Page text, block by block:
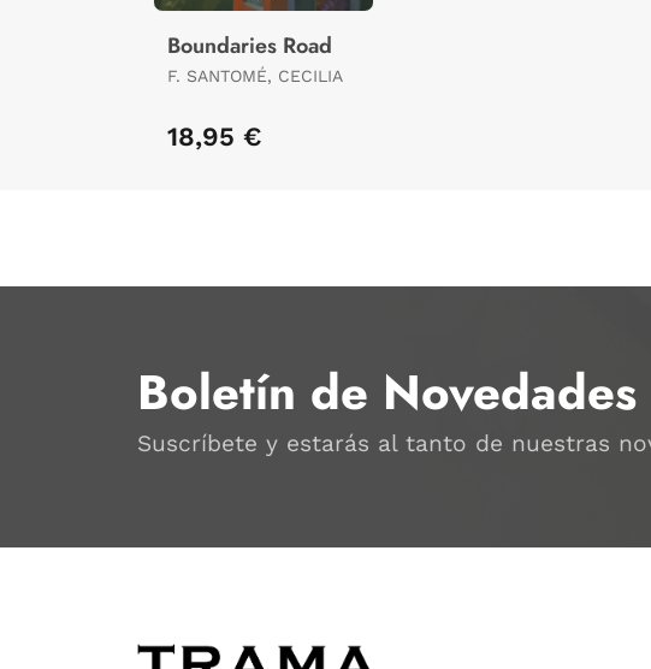
Boundaries Road
F. SANTOMÉ, CECILIA
18,95 €
Boletín de Novedades
Suscríbete y estarás al tanto de nuestras